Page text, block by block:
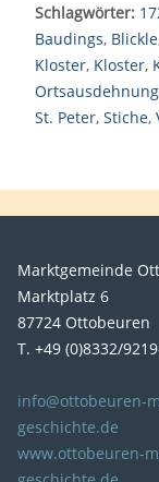
Schlagwörter:
Baudings, Blickle
Kloster, Kloster,
Ortsausdehnung
St. Peter, Stiche,
Marktgemeinde
Marktplatz 6
87724 Ottobeuren
T. +49 (0)8332/
info@ottobeuren-
geschichte.de
www.ottobeuren-